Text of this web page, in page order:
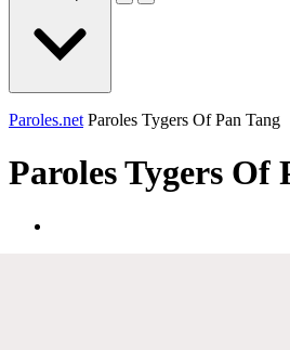
Paroles.net Paroles Tygers Of Pan Tang
ParolesTygers Of